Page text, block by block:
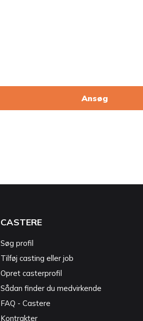
Ansøg
CASTERE
Søg profil
Tilføj casting eller job
Opret casterprofil
Sådan finder du medvirkende
FAQ - Castere
Kontrakter